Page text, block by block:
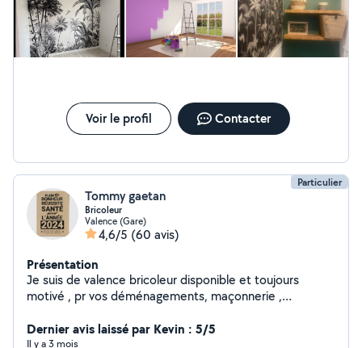
service n hésité pas à me contacter c est un plaisir pour
moi de vous rendre service devis en fonction du travaille
qui sera raisonnable merci cordialement j attends vos
demandes personne dévoué et serviable.
Voir le profil Contacter
Particulier
Tommy gaetan
Bricoleur
Valence (Gare)
4,6/5 (60 avis)
Présentation
Je suis de valence bricoleur disponible et toujours
motivé , pr vos déménagements, maçonnerie ,
Dernier avis laissé par Kevin : 5/5
Il y a 3 mois